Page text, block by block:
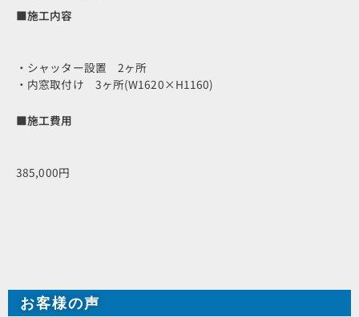
■施工内容
・シャッター設置 2ヶ所
・内窓取付け 3ヶ所(W1620×H1160)
■施工費用
385,000円
お客様の声